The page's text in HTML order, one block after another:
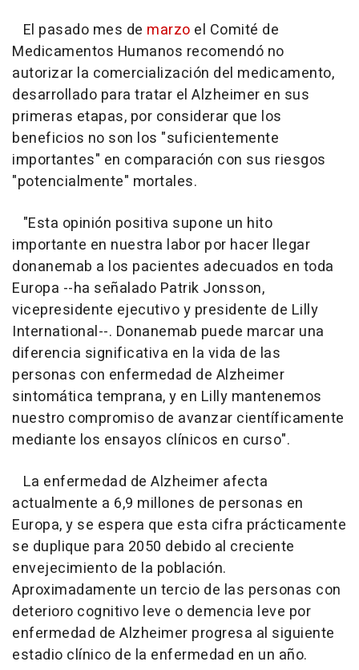
El pasado mes de marzo el Comité de
Medicamentos Humanos recomendó no
autorizar la comercialización del medicamento,
desarrollado para tratar el Alzheimer en sus
primeras etapas, por considerar que los
beneficios no son los "suficientemente
importantes" en comparación con sus riesgos
"potencialmente" mortales.
"Esta opinión positiva supone un hito
importante en nuestra labor por hacer llegar
donanemab a los pacientes adecuados en toda
Europa --ha señalado Patrik Jonsson,
vicepresidente ejecutivo y presidente de Lilly
International--. Donanemab puede marcar una
diferencia significativa en la vida de las
personas con enfermedad de Alzheimer
sintomática temprana, y en Lilly mantenemos
nuestro compromiso de avanzar científicamente
mediante los ensayos clínicos en curso".
La enfermedad de Alzheimer afecta
actualmente a 6,9 millones de personas en
Europa, y se espera que esta cifra prácticamente
se duplique para 2050 debido al creciente
envejecimiento de la población.
Aproximadamente un tercio de las personas con
deterioro cognitivo leve o demencia leve por
enfermedad de Alzheimer progresa al siguiente
estadio clínico de la enfermedad en un año.